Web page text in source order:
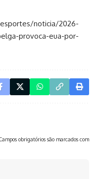
noticia/2026-
provoca-eua-por-
obrigatórios são marcados com